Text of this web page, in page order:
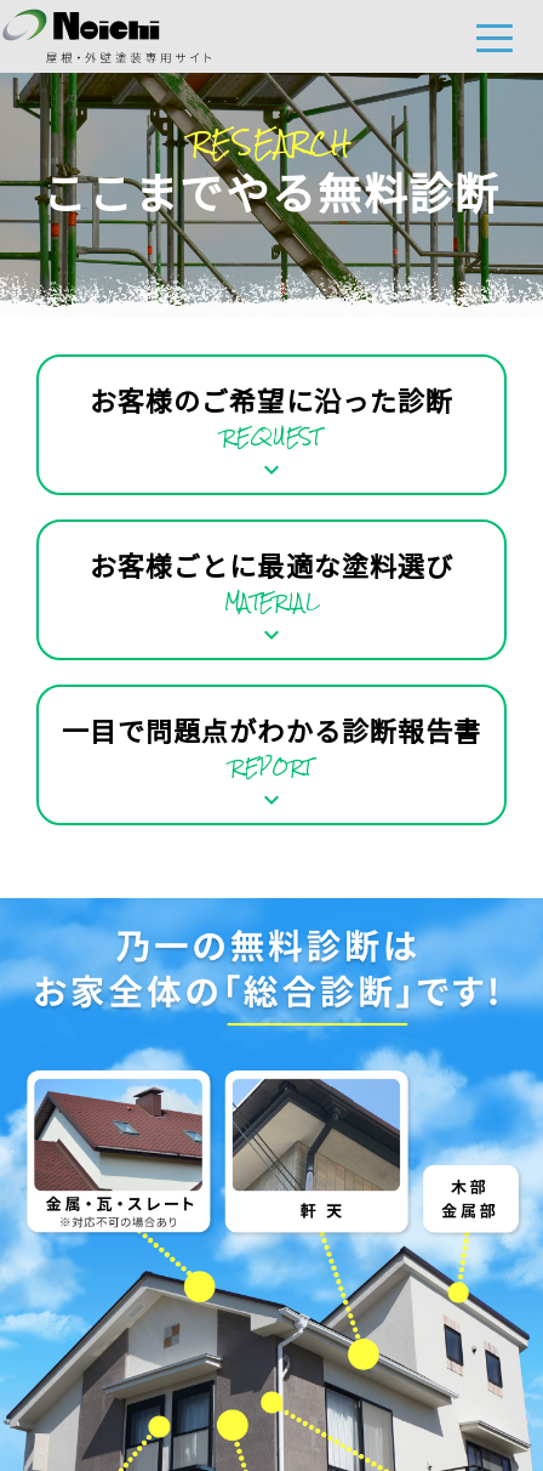
RESEARCH
ここまでやる無料診断
お客様のご希望に沿った診断
REQUEST
keyboard_arrow_down
お客様ごとに最適な塗料選び
MATERIAL
keyboard_arrow_down
一目で問題点がわかる診断報告書
REPORT
keyboard_arrow_down